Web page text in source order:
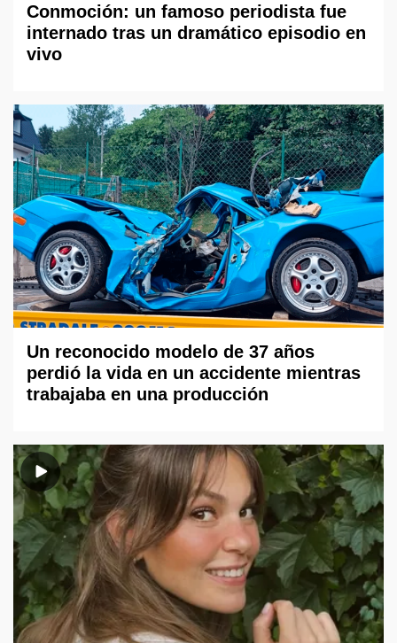
Conmoción: un famoso periodista fue
internado tras un dramático episodio en
vivo
Un reconocido modelo de 37 años
perdió la vida en un accidente mientras
trabajaba en una producción